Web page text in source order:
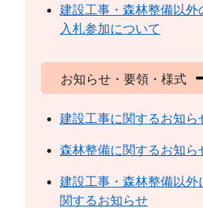
建設工事・森林整備以外
入札参加について
お知らせ・要領・様式
建設工事に関するお知ら
森林整備に関するお知ら
建設工事・森林整備以外
関するお知らせ